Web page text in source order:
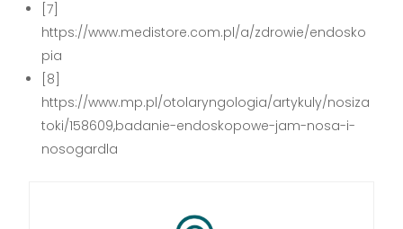
[7]
https://www.medistore.com.pl/a/zdrowie/endosko
pia
[8]
https://www.mp.pl/otolaryngologia/artykuly/nosiza
toki/158609,badanie-endoskopowe-jam-nosa-i-
nosogardla